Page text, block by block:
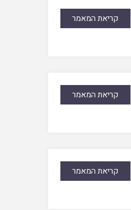
קריאת המאמר
קריאת המאמר
קריאת המאמר